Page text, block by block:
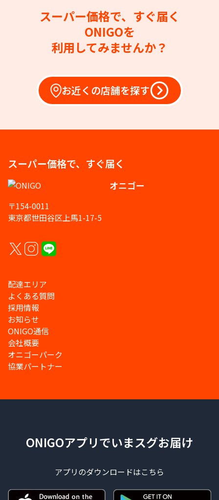
スーパー価格で、すぐ届く
ONIGOを
利用してみませんか？
お近くの店舗を探す
スーパー価格で、すぐ届く
オニゴー
〒154-0011
東京都世田谷区上馬1-17-5
配達エリア
よくある質問
採用情報
お知らせ
ONIGO通信
会社概要
オニゴーパーク
協業パートナー
ONIGOアプリでいまスグお届け
アプリのダウンロードはこちら